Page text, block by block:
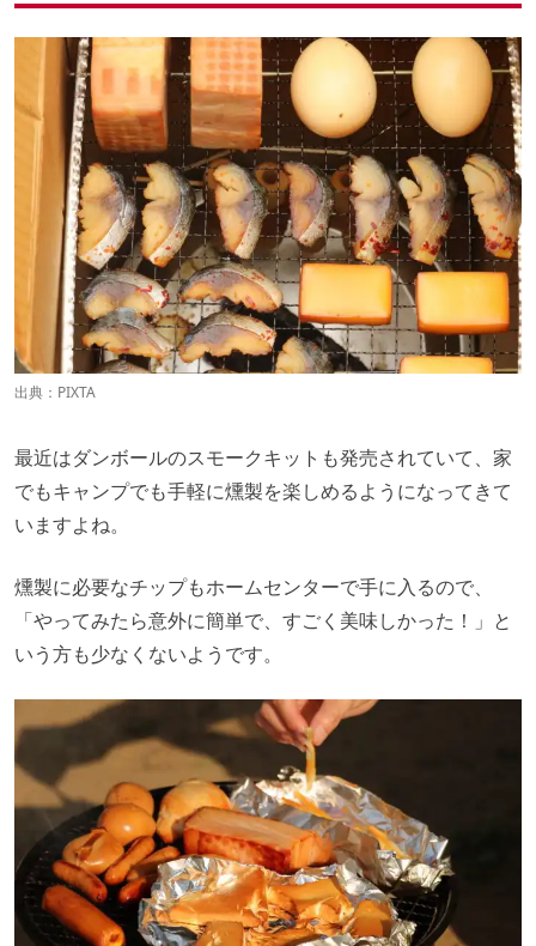
出典：PIXTA
最近はダンボールのスモークキットも発売されていて、家
でもキャンプでも手軽に燻製を楽しめるようになってきて
いますよね。
燻製に必要なチップもホームセンターで手に入るので、
「やってみたら意外に簡単で、すごく美味しかった！」と
いう方も少なくないようです。